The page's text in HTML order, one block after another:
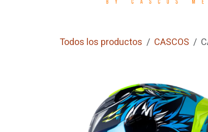
Todos los productos CASCOS